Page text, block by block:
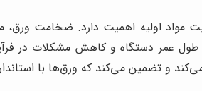
مواد اولیه اهمیت دارد. ضخامت ورق،
طول عمر دستگاه و کاهش مشکلات در
و تضمین می‌کند که ورق‌ها با